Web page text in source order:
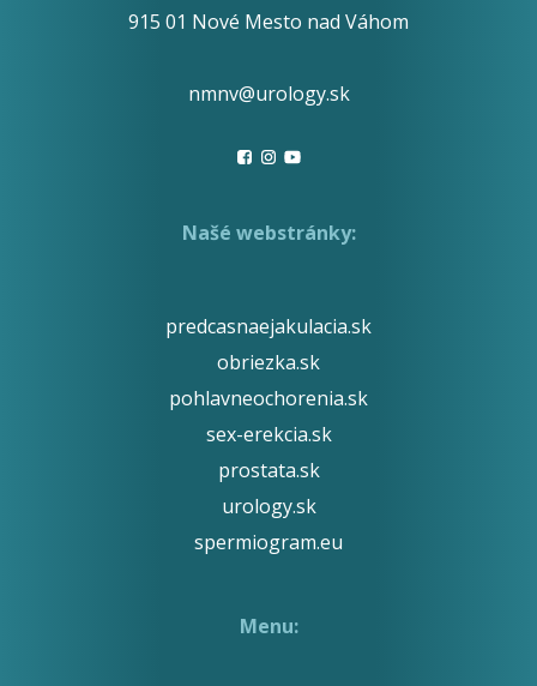
915 01 Nové Mesto nad Váhom
nmnv@urology.sk
Našé webstránky:
predcasnaejakulacia.sk
obriezka.sk
pohlavneochorenia.sk
sex-erekcia.sk
prostata.sk
urology.sk
spermiogram.eu
Menu: